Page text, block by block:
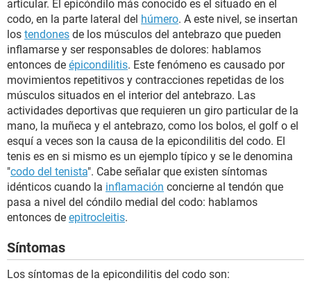
articular. El epicóndilo más conocido es el situado en el
codo, en la parte lateral del húmero. A este nivel, se insertan
los tendones de los músculos del antebrazo que pueden
inflamarse y ser responsables de dolores: hablamos
entonces de épicondilitis. Este fenómeno es causado por
movimientos repetitivos y contracciones repetidas de los
músculos situados en el interior del antebrazo. Las
actividades deportivas que requieren un giro particular de la
mano, la muñeca y el antebrazo, como los bolos, el golf o el
esquí a veces son la causa de la epicondilitis del codo. El
tenis es en si mismo es un ejemplo típico y se le denomina
"codo del tenista". Cabe señalar que existen síntomas
idénticos cuando la inflamación concierne al tendón que
pasa a nivel del cóndilo medial del codo: hablamos
entonces de epitrocleitis.
Síntomas
Los síntomas de la epicondilitis del codo son: